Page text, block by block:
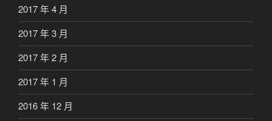
2017 年 4 月
2017 年 3 月
2017 年 2 月
2017 年 1 月
2016 年 12 月